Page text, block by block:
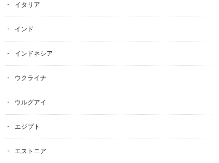
イタリア
インド
インドネシア
ウクライナ
ウルグアイ
エジプト
エストニア